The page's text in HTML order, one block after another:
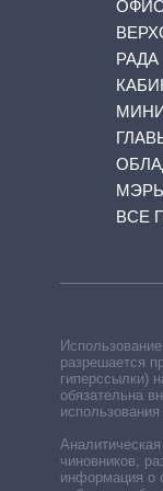
ОФИС
РАДА
ВСЕ
разрешается
гиперссылки)
обязательна
чиновников,
информация о